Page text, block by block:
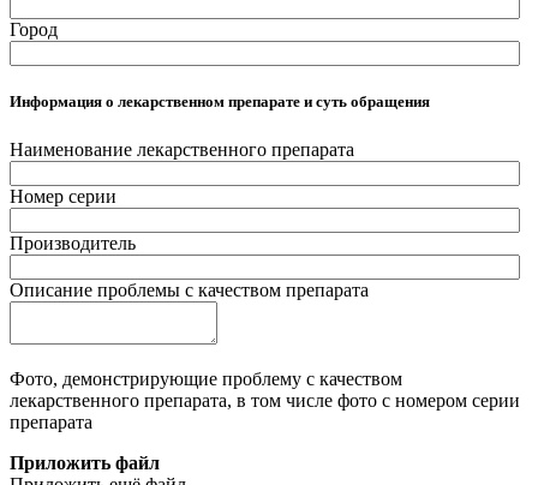
Город
Информация о лекарственном препарате и суть обращения
Наименование лекарственного препарата
Номер серии
Производитель
Описание проблемы с качеством препарата
Фото, демонстрирующие проблему с качеством
лекарственного препарата, в том числе фото с номером серии
препарата
Приложить файл